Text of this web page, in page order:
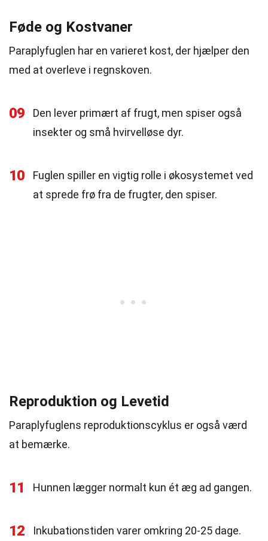
Føde og Kostvaner
Paraplyfuglen har en varieret kost, der hjælper den
med at overleve i regnskoven.
09
Den lever primært af frugt, men spiser også
insekter og små hvirvelløse dyr.
10
Fuglen spiller en vigtig rolle i økosystemet ved
at sprede frø fra de frugter, den spiser.
Reproduktion og Levetid
Paraplyfuglens reproduktionscyklus er også værd
at bemærke.
11 Hunnen lægger normalt kun ét æg ad gangen.
12 Inkubationstiden varer omkring 20-25 dage.